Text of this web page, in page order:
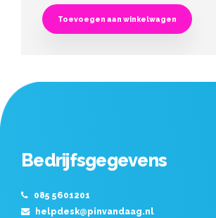
was:
€ 85,00.
is:
€ 45,00.
Toevoegen aan winkelwagen
Bedrijfsgegevens
085 5601201
helpdesk@pinvandaag.nl